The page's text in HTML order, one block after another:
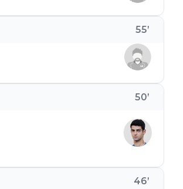
46’
50’
55’